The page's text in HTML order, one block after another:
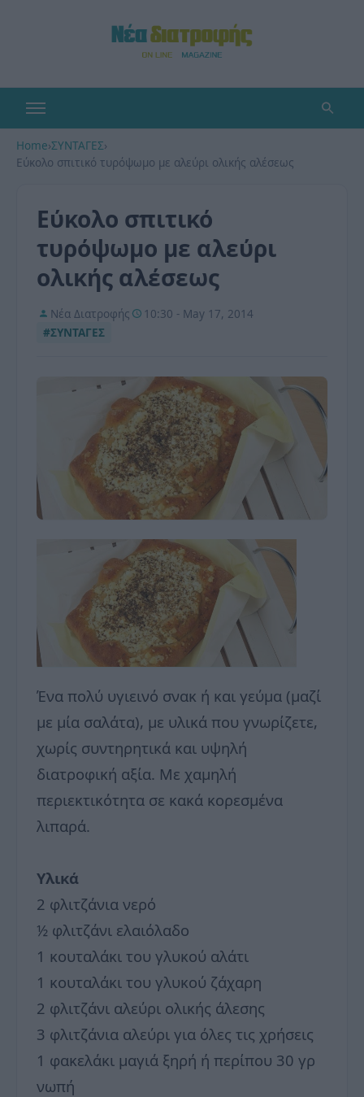
Home›ΣΥΝΤΑΓΕΣ›
Εύκολο σπιτικό τυρόψωμο με αλεύρι ολικής αλέσεως
Εύκολο σπιτικό
τυρόψωμο με αλεύρι
ολικής αλέσεως
Νέα Διατροφής
10:30 - May 17, 2014
#ΣΥΝΤΑΓΕΣ
Ένα πολύ υγιεινό σνακ ή και γεύμα (μαζί
με μία σαλάτα), με υλικά που γνωρίζετε,
χωρίς συντηρητικά και υψηλή
διατροφική αξία. Με χαμηλή
περιεκτικότητα σε κακά κορεσμένα
λιπαρά.
Υλικά
2 φλιτζάνια νερό
½ φλιτζάνι ελαιόλαδο
1 κουταλάκι του γλυκού αλάτι
1 κουταλάκι του γλυκού ζάχαρη
2 φλιτζάνι αλεύρι ολικής άλεσης
3 φλιτζάνια αλεύρι για όλες τις χρήσεις
1 φακελάκι μαγιά ξηρή ή περίπου 30 γρ
νωπή